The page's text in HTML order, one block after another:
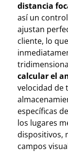
distancia
así un
ajustan
cliente, lo
calcular el
velocidad de
específicas
los lugares
dispositivos,
campos